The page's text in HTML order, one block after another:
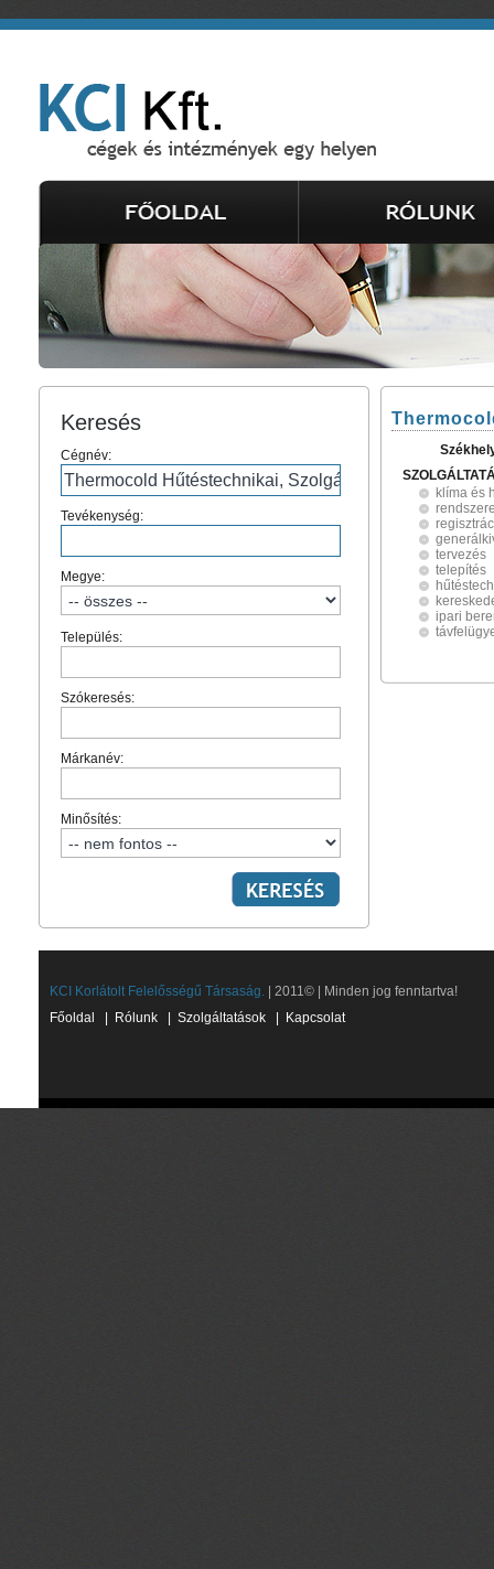
Keresés
Cégnév:
Tevékenység:
Megye:
Település:
Szókeresés:
Márkanév:
Minősítés:
klíma és
tervezés
telepítés
ipari
KCI Korlátolt Felelősségű Társaság. | 2011© | Minden jog fenntartva!
Főoldal
Rólunk Szolgáltatások Kapcsolat